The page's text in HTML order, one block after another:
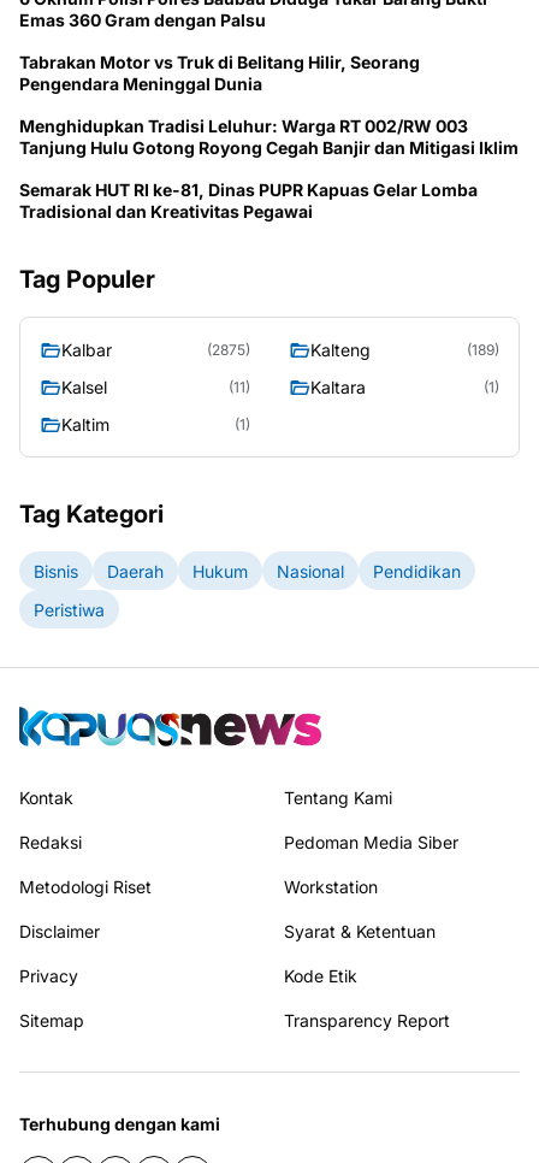
Emas 360 Gram dengan Palsu
Tabrakan Motor vs Truk di Belitang Hilir, Seorang
Pengendara Meninggal Dunia
Menghidupkan Tradisi Leluhur: Warga RT 002/RW 003
Tanjung Hulu Gotong Royong Cegah Banjir dan Mitigasi Iklim
Semarak HUT RI ke-81, Dinas PUPR Kapuas Gelar Lomba
Tradisional dan Kreativitas Pegawai
Tag Populer
Kalbar (2875) Kalteng (189)
Kalsel (11) Kaltara (1)
Kaltim (1)
Tag Kategori
Bisnis Daerah Hukum Nasional
Pendidikan
Peristiwa
Kontak Tentang Kami
Redaksi Pedoman Media Siber
Metodologi Riset Workstation
Disclaimer Syarat & Ketentuan
Privacy Kode Etik
Sitemap Transparency Report
Terhubung dengan kami